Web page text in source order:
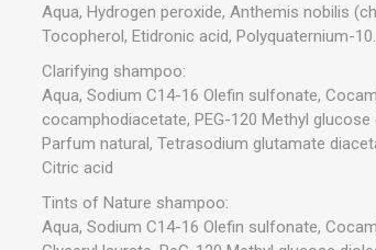
Aqua, Hydrogen peroxide, Anthemis nobilis
Tocopherol, Etidronic acid, Polyquaternium-10.
Clarifying shampoo:
Aqua, Sodium C14-16 Olefin sulfonate,
cocamphodiacetate, PEG-120 Methyl
Parfum natural, Tetrasodium glutamate
Citric acid
Tints of Nature shampoo:
Aqua, Sodium C14-16 Olefin sulfonate,